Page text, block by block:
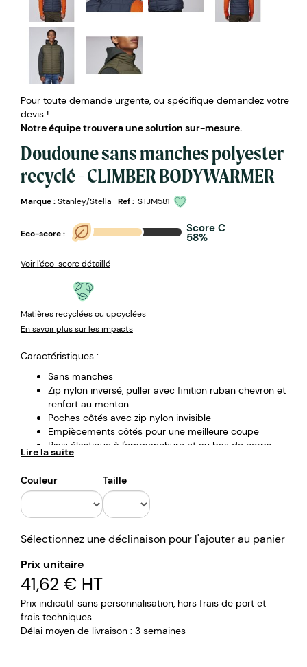
Pour toute demande urgente, ou spécifique demandez votre
devis !
Notre équipe trouvera une solution sur-mesure.
Doudoune sans manches polyester
recyclé - CLIMBER BODYWARMER
Marque :Stanley/Stella Ref : STJM581
Eco-score : Score C
58%
Voir l'éco-score détaillé
Matières recyclées ou upcyclées
En savoir plus sur les impacts
Caractéristiques :
Sans manches
Zip nylon inversé, puller avec finition ruban chevron et
renfort au menton
Poches côtés avec zip nylon invisible
Empiècements côtés pour une meilleure coupe
Biais élastique à l'emmanchure et au bas de corps
Bride intérieur encolure en chevron
Zip intérieur en bas de corps pour une
personnalisation facile
100% polyester recyclé, 100% elastomultiester
Lire la suite
Couleur Taille
Sélectionnez une déclinaison pour l'ajouter au panier
Prix unitaire
41,62 € HT
Prix indicatif sans personnalisation, hors frais de port et
frais techniques
Délai moyen de livraison : 3 semaines